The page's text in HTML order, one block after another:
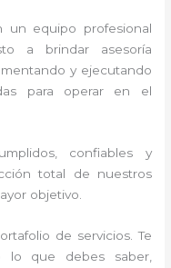
un equipo profesional
a brindar asesoría
y ejecutando
para operar en el
confiables y
total de nuestros
objetivo.
de servicios. Te
lo que debes saber,